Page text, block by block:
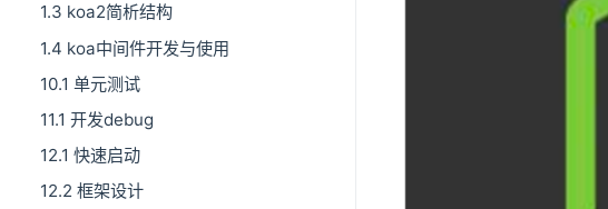
1.3 koa2简析结构
1.4 koa中间件开发与使用
10.1 单元测试
11.1 开发debug
12.1 快速启动
12.2 框架设计